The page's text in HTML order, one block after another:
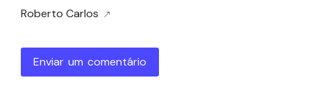
Roberto Carlos
Enviar um comentário